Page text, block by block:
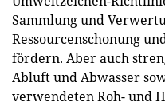
Sammlung und
Ressourcenschonung
fördern. Aber auch
Abluft und Abwasser
verwendeten Roh- und